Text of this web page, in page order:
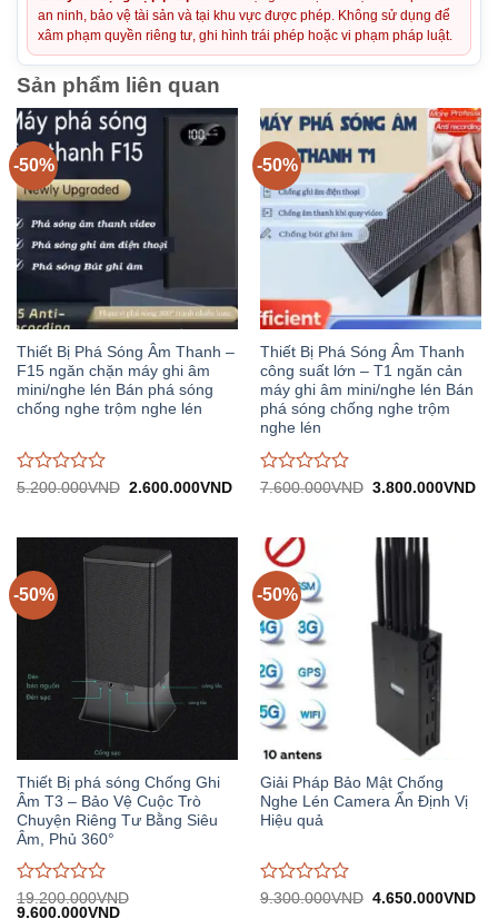
an ninh, bảo vệ tài sản và tại khu vực được phép. Không sử dụng để
xâm phạm quyền riêng tư, ghi hình trái phép hoặc vi phạm pháp luật.
Sản phẩm liên quan
-50%
Thiết Bị Phá Sóng Âm Thanh –
F15 ngăn chặn máy ghi âm
mini/nghe lén Bán phá sóng
chống nghe trộm nghe lén
Được
0
5
5.200.000VND Giá
2.600.000VNDGiá
-50%
Thiết Bị Phá Sóng Âm Thanh
công suất lớn – T1 ngăn cản
máy ghi âm mini/nghe lén Bán
phá sóng chống nghe trộm
nghe lén
Được
0
trên
5
7.600.000VND Giá
3.800.000VNDGiá
-50%
Thiết Bị phá sóng Chống Ghi
Âm T3 – Bảo Vệ Cuộc Trò
Chuyện Riêng Tư Bằng Siêu
Âm, Phủ 360°
Được
đánh
19.200.000VND
Giá
9.600.000VNDGiá
-50%
Giải Pháp Bảo Mật Chống
Nghe Lén Camera Ẩn Định Vị
Hiệu quả
Được
9.300.000VND Giá
4.650.000VNDGiá